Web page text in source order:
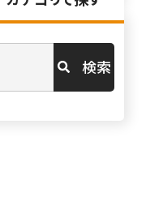
検索